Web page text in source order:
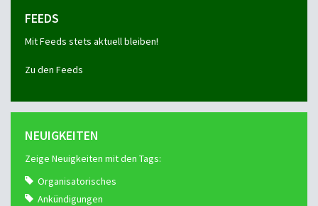
FEEDS
Mit Feeds stets aktuell bleiben!
Zu den Feeds
NEUIGKEITEN
Zeige Neuigkeiten mit den Tags:
Organisatorisches
Ankündigungen